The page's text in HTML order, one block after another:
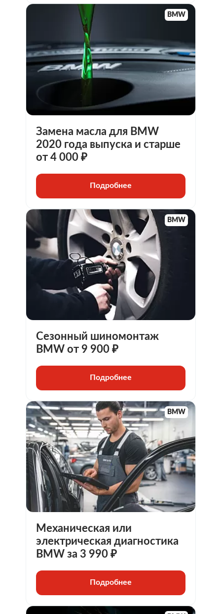
BMW
Замена масла для BMW
2020 года выпуска и старше
от 4 000 ₽
Подробнее
BMW
Сезонный шиномонтаж
BMW от 9 900 ₽
Подробнее
BMW
Механическая или
электрическая диагностика
BMW за 3 990 ₽
Подробнее